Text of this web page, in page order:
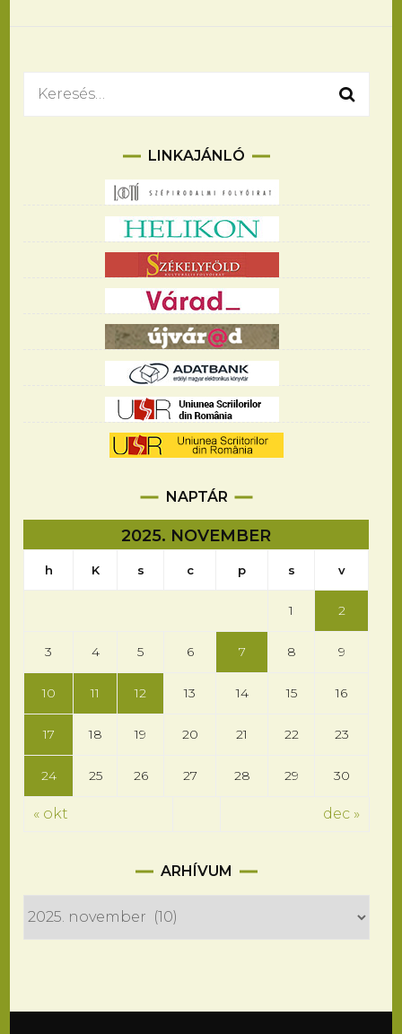
Keresés:
LINKAJÁNLÓ
NAPTÁR
2025. NOVEMBER
h K s c p s v
1 2
3 4 5 6 7 8 9
10 11 12 13 14 15 16
17 18 19 20 21 22 23
24 25 26 27 28 29 30
« okt dec »
ARHÍVUM
Arhívum